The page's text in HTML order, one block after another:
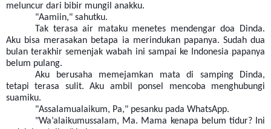
meluncur dari bibir mungil anakku.
"Aamiin," sahutku.
Tak terasa air mataku menetes mendengar doa Dinda.
Aku bisa merasakan betapa ia merindukan papanya. Sudah dua
bulan terakhir semenjak wabah ini sampai ke Indonesia papanya
belum pulang.
Aku berusaha memejamkan mata di samping Dinda,
tetapi terasa sulit. Aku ambil ponsel mencoba menghubungi
suamiku.
"Assalamualaikum, Pa," pesanku pada WhatsApp.
"Wa’alaikumussalam, Ma. Mama kenapa belum tidur? Ini